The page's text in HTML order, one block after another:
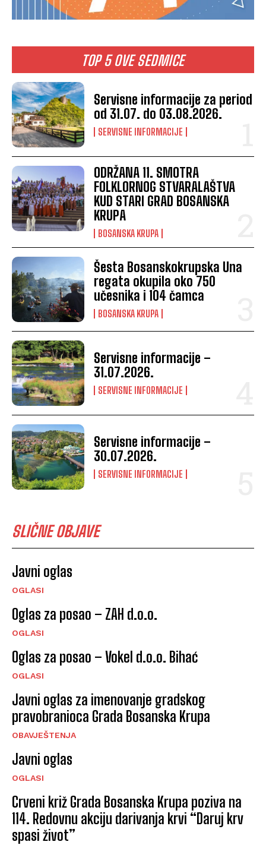
TOP 5 OVE SEDMICE
Servisne informacije za period
od 31.07. do 03.08.2026.
SERVISNE INFORMACIJE
ODRŽANA 11. SMOTRA
FOLKLORNOG STVARALAŠTVA
KUD STARI GRAD BOSANSKA
KRUPA
BOSANSKA KRUPA
Šesta Bosanskokrupska Una
regata okupila oko 750
učesnika i 104 čamca
BOSANSKA KRUPA
Servisne informacije –
31.07.2026.
SERVISNE INFORMACIJE
Servisne informacije –
30.07.2026.
SERVISNE INFORMACIJE
SLIČNE OBJAVE
Javni oglas
OGLASI
Oglas za posao – ZAH d.o.o.
OGLASI
Oglas za posao – Vokel d.o.o. Bihać
OGLASI
Javni oglas za imenovanje gradskog
pravobranioca Grada Bosanska Krupa
OBAVJEŠTENJA
Javni oglas
OGLASI
Crveni križ Grada Bosanska Krupa poziva na
114. Redovnu akciju darivanja krvi “Daruj krv
spasi život”